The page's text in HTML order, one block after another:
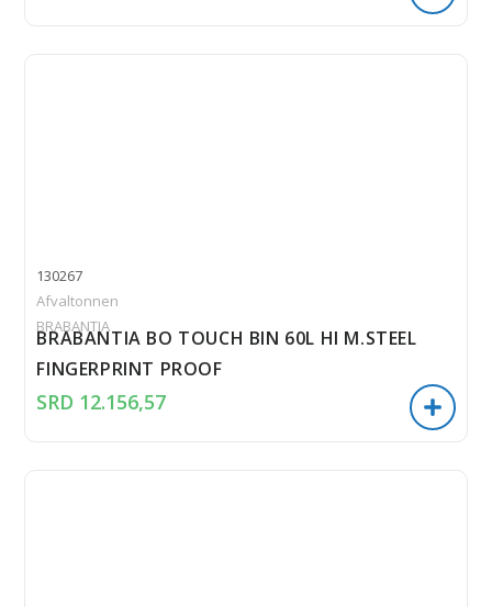
130267
Afvaltonnen
BRABANTIA
BRABANTIA BO TOUCH BIN 60L HI M.STEEL
FINGERPRINT PROOF
SRD 12.156,57